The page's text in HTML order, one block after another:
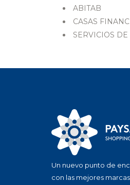
ABITAB
CASAS
SERVICIOS
Un nuevo punto de
con las mejores